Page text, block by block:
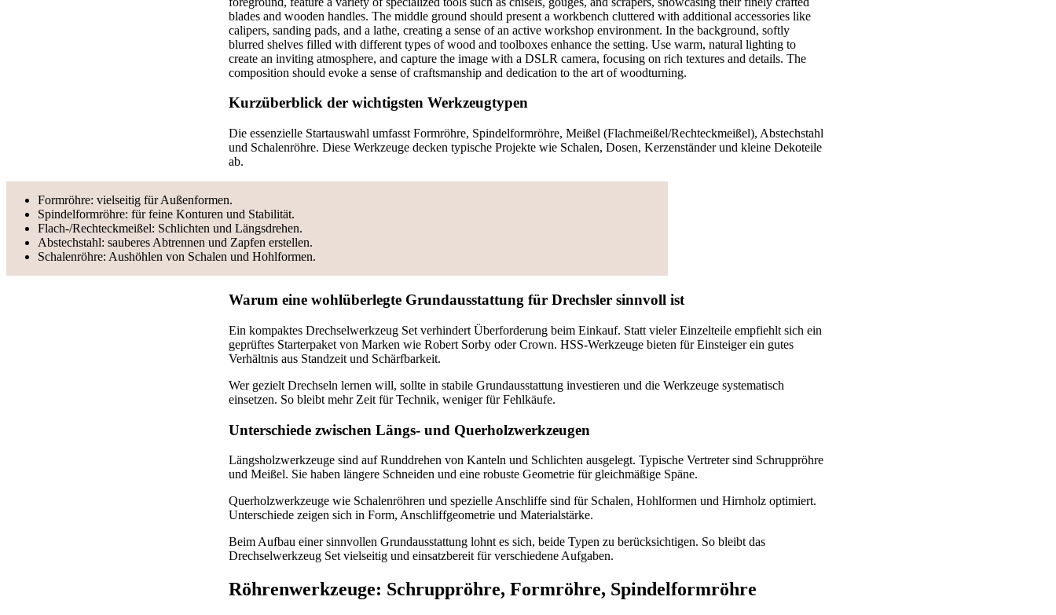
Kurzüberblick der wichtigsten Werkzeugtypen
Die essenzielle Startauswahl umfasst Formröhre, Spindelformröhre, Meißel (Flachmeißel/Rechteckmeißel), Abstechstahl
und Schalenröhre. Diese Werkzeuge decken typische Projekte wie Schalen, Dosen, Kerzenständer und kleine Dekoteile
ab.
Formröhre: vielseitig für Außenformen.
Spindelformröhre: für feine Konturen und Stabilität.
Flach‑/Rechteckmeißel: Schlichten und Längsdrehen.
Abstechstahl: sauberes Abtrennen und Zapfen erstellen.
Schalenröhre: Aushöhlen von Schalen und Hohlformen.
Warum eine wohlüberlegte Grundausstattung für Drechsler sinnvoll ist
Ein kompaktes Drechselwerkzeug Set verhindert Überforderung beim Einkauf. Statt vieler Einzelteile empfiehlt sich ein
geprüftes Starterpaket von Marken wie Robert Sorby oder Crown. HSS‑Werkzeuge bieten für Einsteiger ein gutes
Verhältnis aus Standzeit und Schärfbarkeit.
Wer gezielt Drechseln lernen will, sollte in stabile Grundausstattung investieren und die Werkzeuge systematisch
einsetzen. So bleibt mehr Zeit für Technik, weniger für Fehlkäufe.
Unterschiede zwischen Längs‑ und Querholzwerkzeugen
Längsholzwerkzeuge sind auf Runddrehen von Kanteln und Schlichten ausgelegt. Typische Vertreter sind Schruppröhre
und Meißel. Sie haben längere Schneiden und eine robuste Geometrie für gleichmäßige Späne.
Querholzwerkzeuge wie Schalenröhren und spezielle Anschliffe sind für Schalen, Hohlformen und Hirnholz optimiert.
Unterschiede zeigen sich in Form, Anschliffgeometrie und Materialstärke.
Beim Aufbau einer sinnvollen Grundausstattung lohnt es sich, beide Typen zu berücksichtigen. So bleibt das
Drechselwerkzeug Set vielseitig und einsatzbereit für verschiedene Aufgaben.
Röhrenwerkzeuge: Schruppröhre, Formröhre, Spindelformröhre